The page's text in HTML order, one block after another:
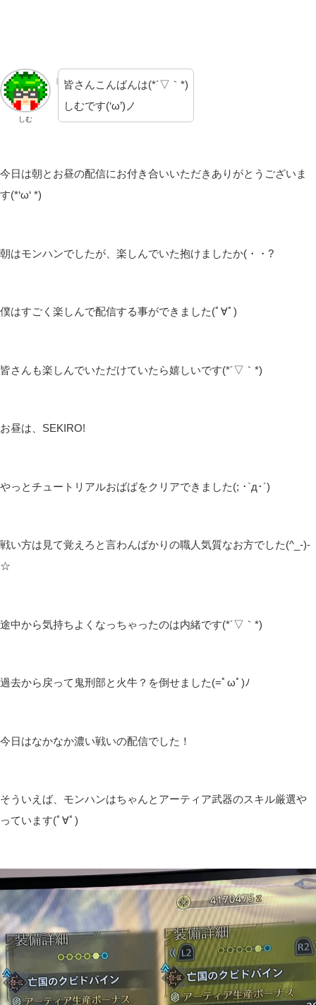
しむ
皆さんこんばんは(*´▽｀*)
しむです(‘ω’)ノ
今日は朝とお昼の配信にお付き合いいただきありがとうございま
す(*‘ω‘ *)
朝はモンハンでしたが、楽しんでいた抱けましたか(・・?
僕はすごく楽しんで配信する事ができました(ﾟ∀ﾟ)
皆さんも楽しんでいただけていたら嬉しいです(*´▽｀*)
お昼は、SEKIRO!
やっとチュートリアルおばばをクリアできました(; ･`д･´)
戦い方は見て覚えろと言わんばかりの職人気質なお方でした(^_-)-
☆
途中から気持ちよくなっちゃったのは内緒です(*´▽｀*)
過去から戻って鬼刑部と火牛？を倒せました(=ﾟωﾟ)ﾉ
今日はなかなか濃い戦いの配信でした！
そういえば、モンハンはちゃんとアーティア武器のスキル厳選や
っています(ﾟ∀ﾟ)